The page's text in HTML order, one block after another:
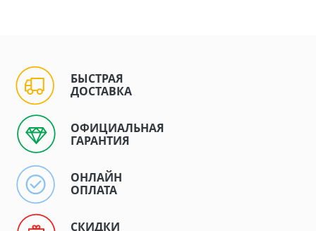
БЫСТРАЯ
ДОСТАВКА
ОФИЦИАЛЬНАЯ
ГАРАНТИЯ
ОНЛАЙН
ОПЛАТА
СКИДКИ